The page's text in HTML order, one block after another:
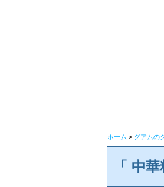
ホーム > グアムの
「 中